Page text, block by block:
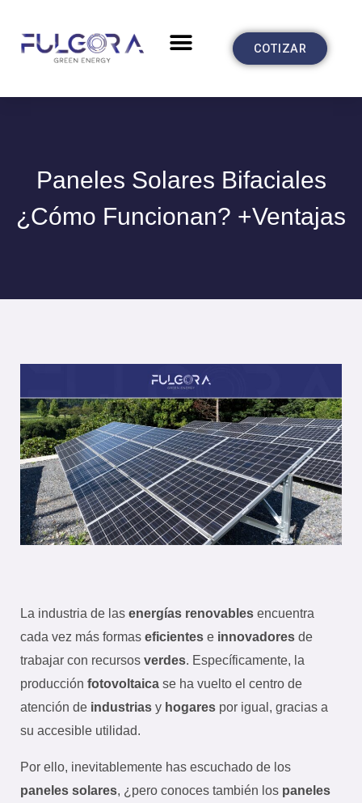
contenido
Menu COTIZAR
Paneles Solares Bifaciales
¿Cómo Funcionan? +Ventajas
La industria de las energías renovables encuentra
cada vez más formas eficientes e innovadores de
trabajar con recursos verdes. Específicamente, la
producción fotovoltaica se ha vuelto el centro de
atención de industrias y hogares por igual, gracias a
su accesible utilidad.
Por ello, inevitablemente has escuchado de los
paneles solares, ¿pero conoces también los paneles